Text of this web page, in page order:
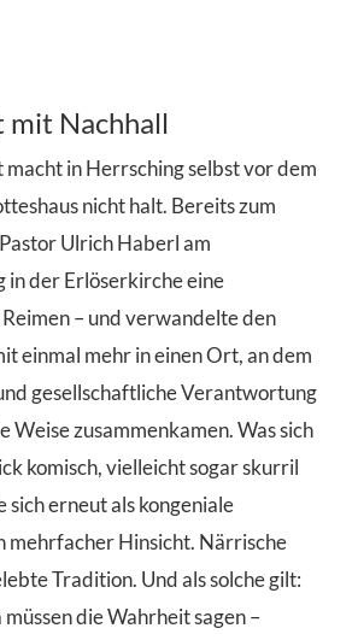
mit Nachhall
macht in Herrsching selbst vor dem
nicht halt. Bereits zum
Ulrich Haberl am
in der Erlöserkirche eine
– und verwandelte den
einmal mehr in einen Ort, an dem
gesellschaftliche Verantwortung
Weise zusammenkamen. Was sich
komisch, vielleicht sogar skurril
erneut als kongeniale
mehrfacher Hinsicht. Närrische
Tradition. Und als solche gilt:
die Wahrheit sagen –